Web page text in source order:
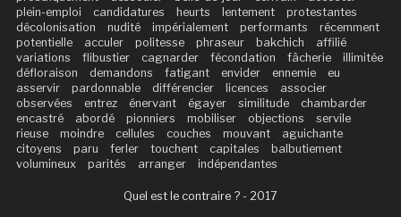
plein-emploi
candidatures heurts lentement
protestantes
décolonisation
nudité impérialement performants
récemment
potentielle
acculer politesse phraseur bakchich
affilié
variations
flibustier cagnarder fécondation fâcherie
illimitée
défloraison
demandons fatigant envider ennemie
eu
asservir
pardonnable différencier licences
associer
observées
entrez énervant égayer similitude
chambarder
encastré
abordé pionniers mobiliser objections
servile
rieuse
moindre cellules couches mouvant
aguichante
citoyens
paru ferler touchent capitales
balbutiement
volumineux
parités arranger indépendantes
Quel est le contraire ? - 2017